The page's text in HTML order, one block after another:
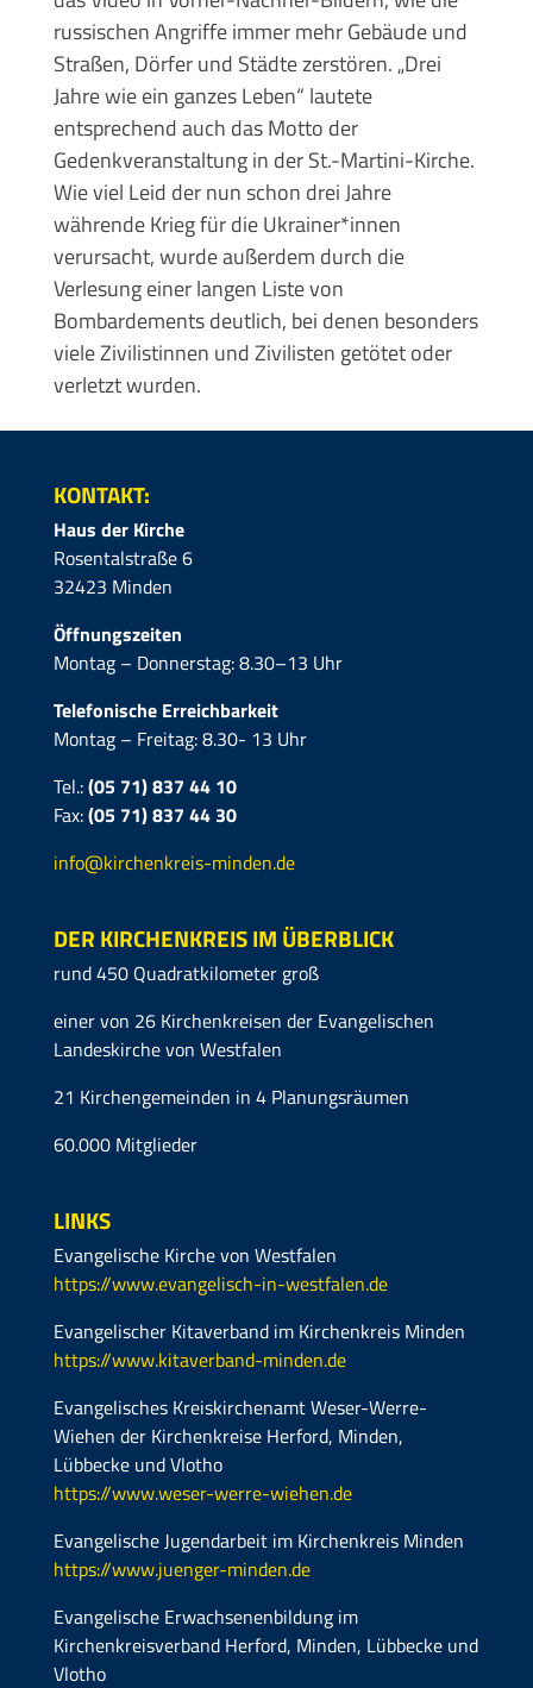
russischen Angriffe immer mehr Gebäude und
Straßen, Dörfer und Städte zerstören. „Drei
Jahre wie ein ganzes Leben“ lautete
entsprechend auch das Motto der
Gedenkveranstaltung in der St.-Martini-Kirche.
Wie viel Leid der nun schon drei Jahre
währende Krieg für die Ukrainer*innen
verursacht, wurde außerdem durch die
Verlesung einer langen Liste von
Bombardements deutlich, bei denen besonders
viele Zivilistinnen und Zivilisten getötet oder
verletzt wurden.
KONTAKT:
Haus der Kirche
Rosentalstraße 6
32423 Minden
Öffnungszeiten
Montag – Donnerstag: 8.30–13 Uhr
Telefonische Erreichbarkeit
Montag – Freitag: 8.30- 13 Uhr
Tel.:(05 71) 837 44 10
Fax:(05 71)837 44 30
info@kirchenkreis-minden.de
DER KIRCHENKREIS IM ÜBERBLICK
rund 450 Quadratkilometer groß
einer von 26 Kirchenkreisen der Evangelischen
Landeskirche von Westfalen
21 Kirchengemeinden in 4 Planungsräumen
60.000 Mitglieder
LINKS
Evangelische Kirche von Westfalen
https://www.evangelisch-in-westfalen.de
Evangelischer Kitaverband im Kirchenkreis Minden
https://www.kitaverband-minden.de
Evangelisches Kreiskirchenamt Weser-Werre-
Wiehen der Kirchenkreise Herford, Minden,
Lübbecke und Vlotho
https://www.weser-werre-wiehen.de
Evangelische Jugendarbeit im Kirchenkreis Minden
https://www.juenger-minden.de
Evangelische Erwachsenenbildung im
Kirchenkreisverband Herford, Minden, Lübbecke und
Vlotho